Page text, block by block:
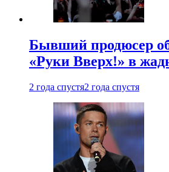
Бывший продюсер
«Руки Вверх!» в
2 года спустя2 года спустя